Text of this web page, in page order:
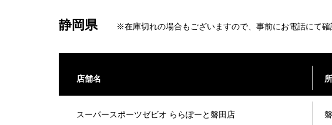
静岡県 ※在庫切れの場合もございますので、事前にお電話にて確
店舗名
スーパースポーツゼビオ ららぽーと磐田店